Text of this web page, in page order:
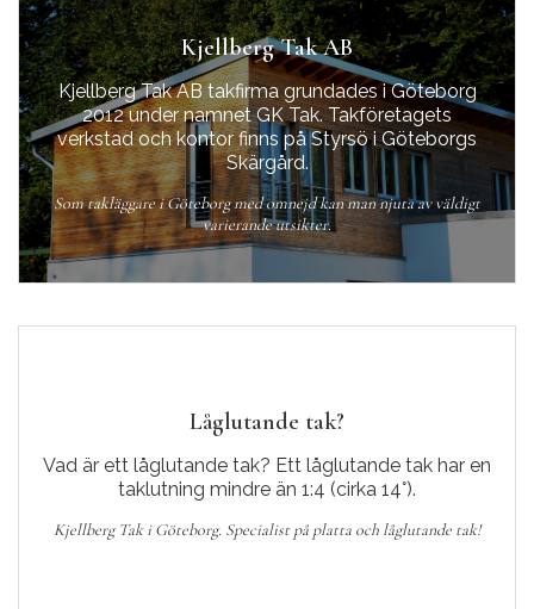
Kjellberg Tak AB
Kjellberg Tak AB takfirma grundades i Göteborg
2012 under namnet GK Tak. Takföretagets
verkstad och kontor finns på Styrsö i Göteborgs
Skärgård.
Som takläggare i Göteborg med omnejd kan man njuta av väldigt
varierande utsikter.
Låglutande tak?
Vad är ett låglutande tak? Ett låglutande tak har en
taklutning mindre än 1:4 (cirka 14°).
Kjellberg Tak i Göteborg. Specialist på platta och låglutande tak!